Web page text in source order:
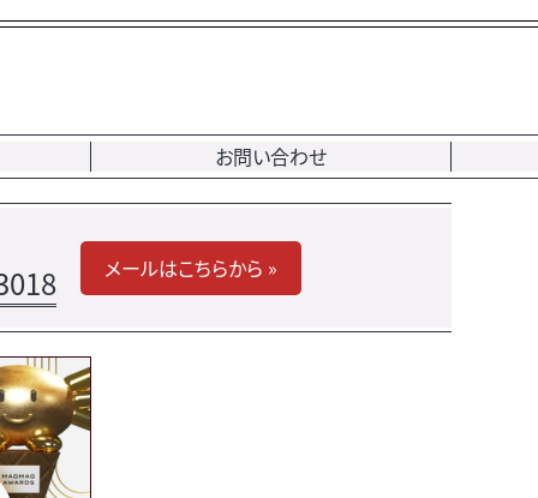
お問い合わせ
メールはこちらから »